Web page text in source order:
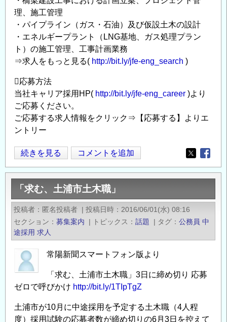
ン
グ
中
途
採
実
施
中
～
理、施工管理
・パイプライン（ガス・石油）及び仮設土木の設計
・エネルギープラント（LNG基地、ガス処理プラン
ト）の施工管理、工事計画業務
⇒求人をもっと見る( http://bit.ly/jfe-eng_search )
応募方法
当社キャリア採用HP( http://bit.ly/jfe-eng_career )より
ご応募ください。
ご応募する求人情報をクリック⇒【応募する】よりエ
ントリー
JFE
エ
ン
ジ
ニ
リ
ン
グ
株
会
社
技
続きを見る コメントを追加
Opens in
「求む、土浦市土木職」
投稿者 匿名投稿者 | 投稿日時
2016/06/01(水) 08:16
セクション
募集案内 | トピックス 話題 | タグ 公務員 中
途採用 求人
常陽新聞スマートフォン版より
「求む、土浦市土木職」3日に締め切り 応募
ゼロで呼びかけ http://bit.ly/1TIpTgZ
土浦市が10月に中途採用を予定する土木職（4人程
度）採用試験の応募者数が締め切りの6月3日を控えて